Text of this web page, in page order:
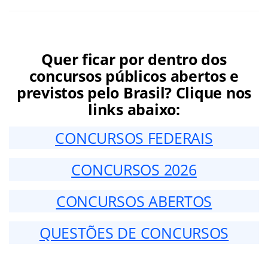
Quer ficar por dentro dos
concursos públicos abertos e
previstos pelo Brasil? Clique nos
links abaixo:
CONCURSOS FEDERAIS
CONCURSOS 2026
CONCURSOS ABERTOS
QUESTÕES DE CONCURSOS